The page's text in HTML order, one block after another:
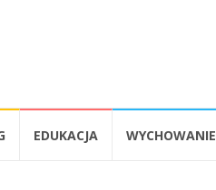
EDUKACJA WYCHOWANIE